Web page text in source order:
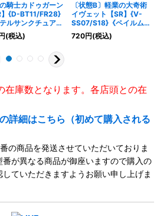
騎士カドゥガーン
】{D-BT11/FR28}
テルサンクチュア
(税込)
〔状態B〕軽業の大奇術
イヴェット【SR】{V-
SS07/S18}《ペイルム
ーン》
720円(税込)
在庫数となります。各店頭との在
詳細はこちら（初めて購入される
の商品を発送させていただいておりま
が異なる商品が御座いますので購入の
ていただきますようお願い申し上げま